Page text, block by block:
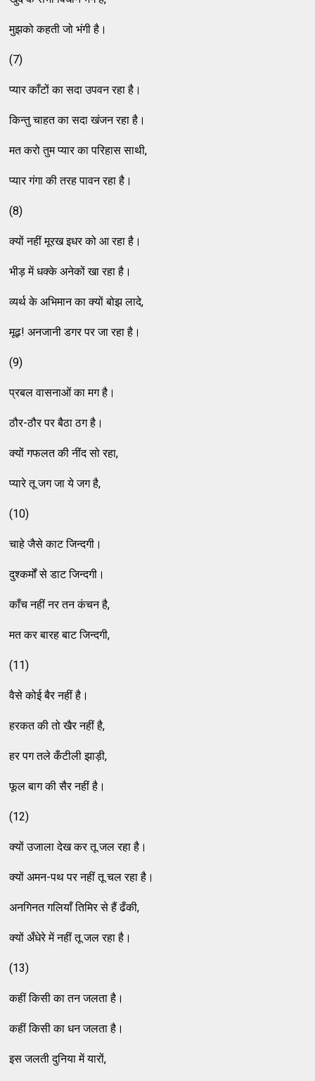
मुझको कहती जो भंगी है।
(7)
प्यार काँटों का सदा उपवन रहा है।
किन्तु चाहत का सदा खंजन रहा है।
मत करो तुम प्यार का परिहास साथी,
प्यार गंगा की तरह पावन रहा है।
(8)
क्यों नहीं मूरख इधर को आ रहा है।
भीड़ में धक्के अनेकों खा रहा है।
व्यर्थ के अभिमान का क्यों बोझ लादे,
मूढ़! अनजानी डगर पर जा रहा है।
(9)
प्रबल वासनाओं का मग है।
ठौर-ठौर पर बैठा ठग है।
क्यों गफलत की नींद सो रहा,
प्यारे तू जग जा ये जग है,
(10)
चाहे जैसे काट जिन्दगी।
दुश्कर्मों से डाट जिन्दगी।
काँच नहीं नर तन कंचन है,
मत कर बारह बाट जिन्दगी,
(11)
वैसे कोई बैर नहीं है।
हरकत की तो खैर नहीं है,
हर पग तले कँटीली झाड़ी,
फूल बाग की सैर नहीं है।
(12)
क्यों उजाला देख कर तू जल रहा है।
क्यों अमन-पथ पर नहीं तू चल रहा है।
अनगिनत गलियाँ तिमिर से हैं ढँकी,
क्यों अँधेरे में नहीं तू जल रहा है।
(13)
कहीं किसी का तन जलता है।
कहीं किसी का धन जलता है।
इस जलती दुनिया में यारों,